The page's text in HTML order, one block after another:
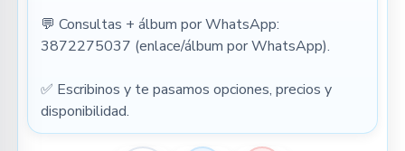
💬 Consultas + álbum por WhatsApp:
3872275037 (enlace/álbum por WhatsApp).
✅ Escribinos y te pasamos opciones, precios y
disponibilidad.